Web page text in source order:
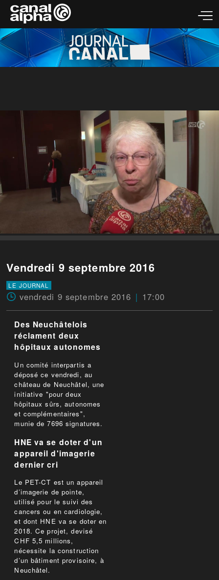
Vendredi 9 septembre 2016
LE JOURNAL
vendredi 9 septembre 2016 17:00
Des Neuchâtelois
réclament deux
hôpitaux autonomes
Un comité interpartis a
déposé ce vendredi, au
château de Neuchâtel, une
initiative "pour deux
hôpitaux sûrs, autonomes
et complémentaires",
munie de 7696 signatures.
HNE va se doter d'un
appareil d'imagerie
dernier cri
Le PET-CT est un appareil
d’imagerie de pointe,
utilisé pour le suivi des
cancers ou en cardiologie,
et dont HNE va se doter en
2018. Ce projet, devisé
CHF 5,5 millions,
nécessite la construction
d’un bâtiment provisoire, à
Neuchâtel.